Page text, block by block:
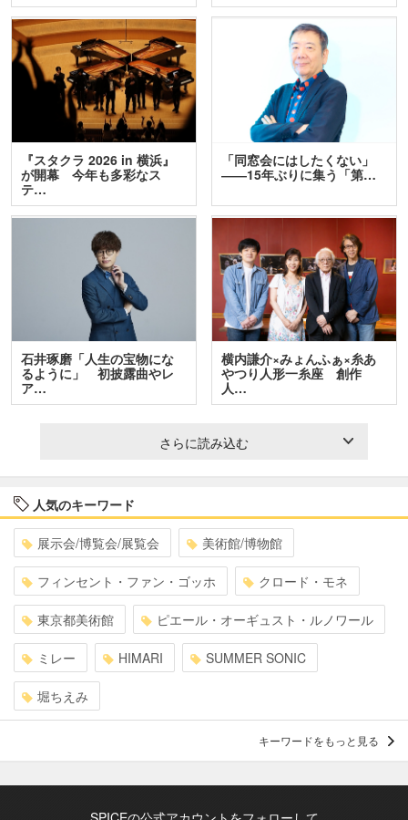
『スタクラ 2026 in 横浜』
が開幕 今年も多彩なス
テ…
「同窓会にはしたくない」
――15年ぶりに集う「第…
石井琢磨「人生の宝物にな
るように」 初披露曲やレ
ア…
横内謙介×みょんふぁ×糸あ
やつり人形一糸座 創作
人…
さらに読み込む
人気のキーワード
展示会/博覧会/展覧会 美術館/博物館
フィンセント・ファン・ゴッホ クロード・モネ
東京都美術館 ピエール・オーギュスト・ルノワール
ミレー HIMARI SUMMER SONIC
堀ちえみ
キーワードをもっと見る